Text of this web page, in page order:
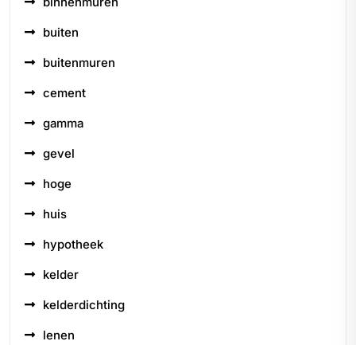
buiten
buitenmuren
cement
gamma
gevel
hoge
huis
hypotheek
kelder
kelderdichting
lenen